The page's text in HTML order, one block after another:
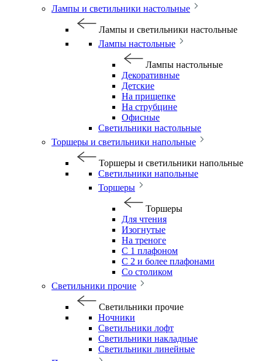
Лампы и светильники настольные
Лампы и светильники настольные
Лампы настольные
Лампы настольные
Декоративные
Детские
На прищепке
На струбцине
Офисные
Светильники настольные
Торшеры и светильники напольные
Торшеры и светильники напольные
Светильники напольные
Торшеры
Торшеры
Для чтения
Изогнутые
На треноге
С 1 плафоном
С 2 и более плафонами
Со столиком
Светильники прочие
Светильники прочие
Ночники
Светильники лофт
Светильники накладные
Светильники линейные